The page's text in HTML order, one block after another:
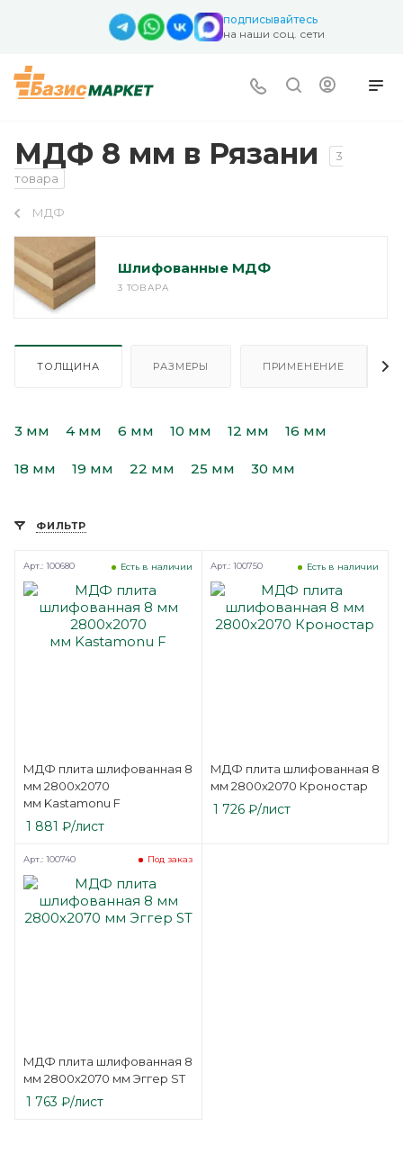
подписывайтесь
на наши соц. сети
МДФ 8 мм в Рязани
3
товара
МДФ
Шлифованные МДФ
3 ТОВАРА
ТОЛЩИНА РАЗМЕРЫ ПРИМЕНЕНИЕ
3 мм 4 мм 6 мм 10 мм 12 мм 16 мм
18 мм 19 мм 22 мм 25 мм 30 мм
ФИЛЬТР
МДФ плита шлифованная 8
мм 2800х2070
мм Kastamonu F
Есть в наличии
Арт.: 100680
1 881 ₽/лист
МДФ плита шлифованная 8
мм 2800х2070 Кроностар
Есть в наличии
Арт.: 100750
1 726₽/лист
МДФ плита шлифованная 8
мм 2800х2070 мм Эггер ST
Под заказ
Арт.: 100740
1 763 ₽/лист